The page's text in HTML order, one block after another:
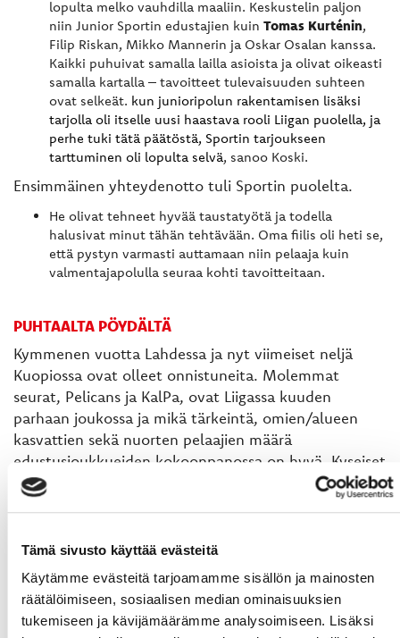
Tämä sivusto käyttää evästeitä
Käytämme evästeitä tarjoamamme sisällön ja mainosten
räätälöimiseen, sosiaalisen median ominaisuuksien
tukemiseen ja kävijämäärämme analysoimiseen. Lisäksi
lopulta melko vauhdilla maaliin. Keskustelin paljon
niin Junior Sportin edustajien kuin Tomas Kurténin,
Filip Riskan, Mikko Mannerin ja Oskar Osalan kanssa.
Kaikki puhuivat samalla lailla asioista ja olivat oikeasti
samalla kartalla – tavoitteet tulevaisuuden suhteen
ovat selkeät. kun junioripolun rakentamisen lisäksi
tarjolla oli itselle uusi haastava rooli Liigan puolella, ja
perhe tuki tätä päätöstä, Sportin tarjoukseen
tarttuminen oli lopulta selvä, sanoo Koski.
Ensimmäinen yhteydenotto tuli Sportin puolelta.
He olivat tehneet hyvää taustatyötä ja todella
halusivat minut tähän tehtävään. Oma fiilis oli heti se,
että pystyn varmasti auttamaan niin pelaaja kuin
valmentajapolulla seuraa kohti tavoitteitaan.
PUHTAALTA PÖYDÄLTÄ
Kymmenen vuotta Lahdessa ja nyt viimeiset neljä
Kuopiossa ovat olleet onnistuneita. Molemmat
seurat, Pelicans ja KalPa, ovat Liigassa kuuden
parhaan joukossa ja mikä tärkeintä, omien/alueen
kasvattien sekä nuorten pelaajien määrä
edustusjoukkueiden kokoonpanossa on hyvä. Kyseiset
seurat toimivat hyvänä esimerkkinä myös Sportille,
miten vahvan pelaajapolun kautta edustusjoukkue
menestymään. Tätä työtä Koski tulee nyt tekemään
Sportin kokoinen organisaatio tarvitsee
omavaraisuutta pelaajatuotannossaan